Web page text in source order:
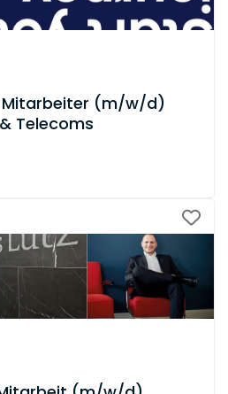
Mitarbeiter (m/w/d)
Telecoms